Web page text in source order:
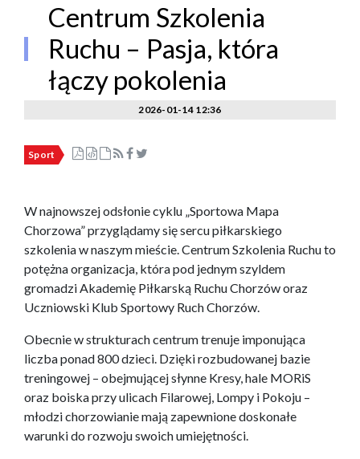
Centrum Szkolenia
Ruchu – Pasja, która
łączy pokolenia
2026-01-14 12:36
Sport
W najnowszej odsłonie cyklu „Sportowa Mapa
Chorzowa” przyglądamy się sercu piłkarskiego
szkolenia w naszym mieście. Centrum Szkolenia Ruchu to
potężna organizacja, która pod jednym szyldem
gromadzi Akademię Piłkarską Ruchu Chorzów oraz
Uczniowski Klub Sportowy Ruch Chorzów.
Obecnie w strukturach centrum trenuje imponująca
liczba ponad 800 dzieci. Dzięki rozbudowanej bazie
treningowej – obejmującej słynne Kresy, hale MORiS
oraz boiska przy ulicach Filarowej, Lompy i Pokoju –
młodzi chorzowianie mają zapewnione doskonałe
warunki do rozwoju swoich umiejętności.